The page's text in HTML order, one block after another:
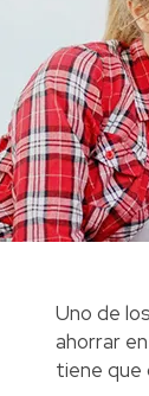
Uno de
ahorrar
tiene que